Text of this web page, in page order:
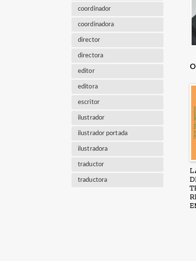
coordinador
coordinadora
director
directora
editor
editora
escritor
ilustrador
ilustrador portada
ilustradora
traductor
traductora